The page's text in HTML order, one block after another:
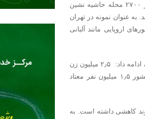
مشاوره سازمان ملی جوانان سابق که امروز در وزارت ورزش و جوانان برگزار شد، افزود: در کشور ۲۷۰۰ محله حاشیه نشین
محلات زندگی می‌کنند. به عنوان نمونه در تهران
اروپایی مانند آلبانی
وی با اشاره به اینکه ۳٫۵ میلیون بیکار در کشور زندگی می‌کنند که بیشتر آنها جوان و حاشیه نشین هستند، ادامه داد: ۲٫۵ میلیون زن
سرپرست خانوار در کشور داریم که بیشتر آنها به علت طلاق سرپرست خانوار شده‌اند، همچنین در کشور ۱٫۵ میلیون نفر معتاد
نمودار ازدواج در کشور روند کاهشی داشته است. به